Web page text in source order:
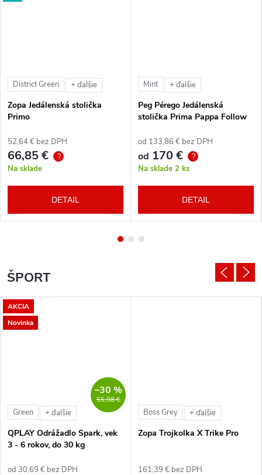
District Green + ďalšie
Zopa Jedálenská stolička
Primo
52,64 € bez DPH
66,85 € ?
Na sklade
DETAIL
Mint + ďalšie
Peg Pérego Jedálenská
stolička Prima Pappa Follow
od 133,86 € bez DPH
od 170 € ?
Na sklade 2 ks
DETAIL
ŠPORT
AKCIA
Novinka
55,98 €
–30 %
Green + ďalšie
QPLAY Odrážadlo Spark, vek
3 - 6 rokov, do 30 kg
od 30,69 € bez DPH
Boss Grey + ďalšie
Zopa Trojkolka X Trike Pro
161,39 € bez DPH